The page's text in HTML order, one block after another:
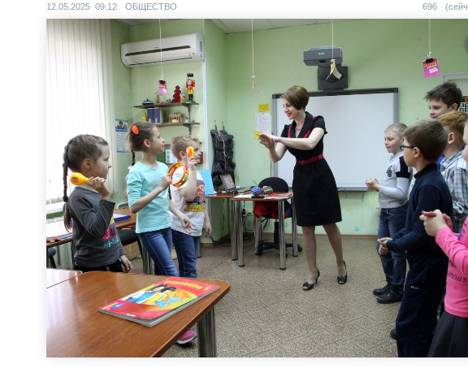
12.05.2025 09:12 ОБЩЕСТВО 696